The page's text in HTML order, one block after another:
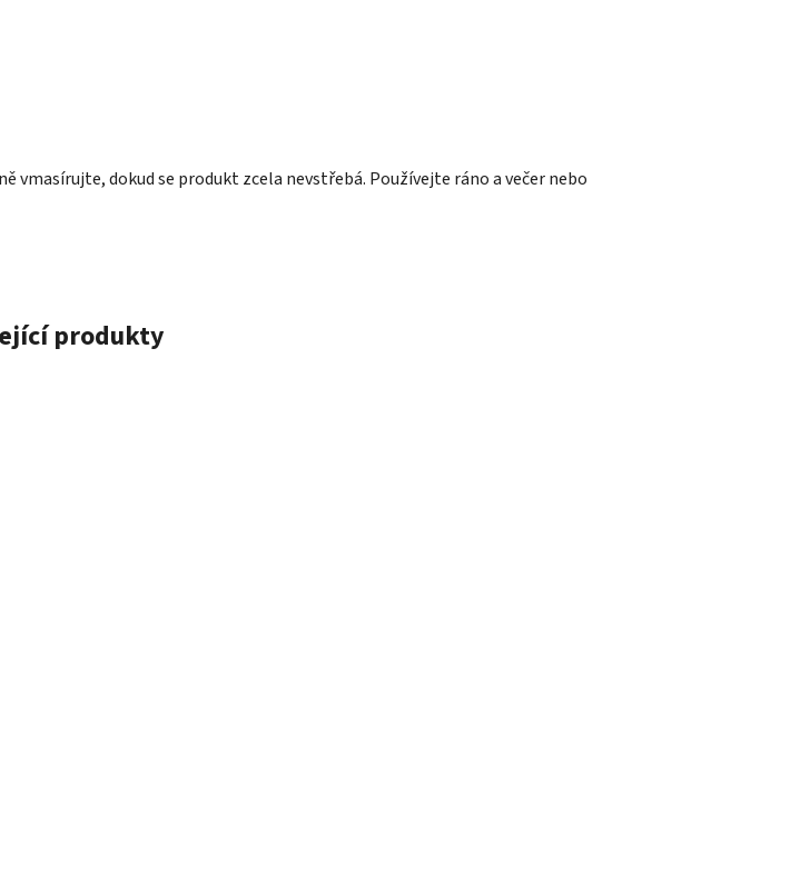
vmasírujte, dokud se produkt zcela nevstřebá. Používejte ráno a večer nebo
produkty